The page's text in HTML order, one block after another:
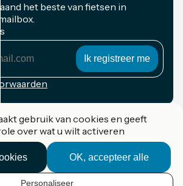
het beste van fietsen in
gebruik van cookies en geeft
over wat u wilt activeren
OK, accepteer alle
Personaliseer